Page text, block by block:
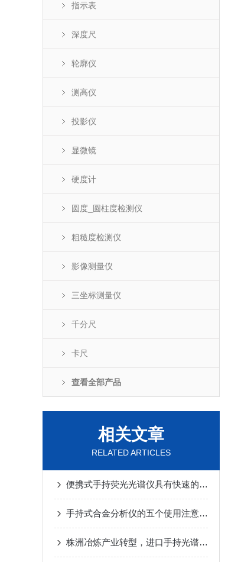
指示表
深度尺
轮廓仪
测高仪
投影仪
显微镜
硬度计
圆度_圆柱度检测仪
粗糙度检测仪
影像测量仪
三坐标测量仪
千分尺
卡尺
查看全部产品
相关文章
RELATED ARTICLES
便携式手持荧光光谱仪具有快速的采集速度
手持式合金分析仪的五个使用注意事项
株洲冶炼产业转型，进口手持光谱仪冶炼废渣重金属快速评估？